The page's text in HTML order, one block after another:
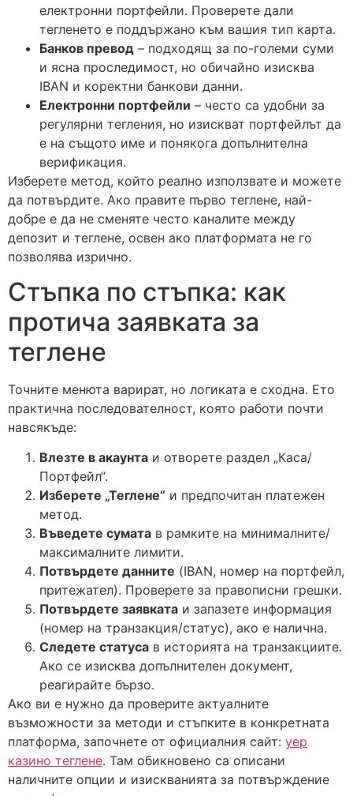
електронни портфейли. Проверете дали
тегленето е поддържано към вашия тип карта.
Банков превод – подходящ за по-големи суми
и ясна проследимост, но обичайно изисква
IBAN и коректни банкови данни.
Електронни портфейли – често са удобни за
регулярни тегления, но изискват портфейлът да
е на същото име и понякога допълнителна
верификация.
Изберете метод, който реално използвате и можете
да потвърдите. Ако правите първо теглене, най-
добре е да не сменяте често каналите между
депозит и теглене, освен ако платформата не го
позволява изрично.
Стъпка по стъпка: как
протича заявката за
теглене
Точните менюта варират, но логиката е сходна. Ето
практична последователност, която работи почти
навсякъде:
Влезте в акаунта и отворете раздел „Каса/
Портфейл“.
Изберете „Теглене“ и предпочитан платежен
метод.
Въведете сумата в рамките на минималните/
максималните лимити.
Потвърдете данните (IBAN, номер на портфейл,
притежател). Проверете за правописни грешки.
Потвърдете заявката и запазете информация
(номер на транзакция/статус), ако е налична.
Следете статуса в историята на транзакциите.
Ако се изисква допълнителен документ,
реагирайте бързо.
Ако ви е нужно да проверите актуалните
възможности за методи и стъпките в конкретната
платформа, започнете от официалния сайт: yep
казино теглене. Там обикновено са описани
наличните опции и изискванията за потвърждение